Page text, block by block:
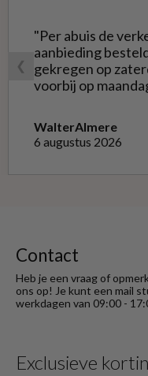
❮
"Per abuis de
aanbieding
gekregen op zaterdag. De
voorbij op
worden voor de
Haarlem bij de winkel. Op meerdere
WalterAlmere
6 augustus 2026
Contact
Heb je een vraag of
ons op! Je kunt een mail
werkdagen van 09:00 -
Exclusieve